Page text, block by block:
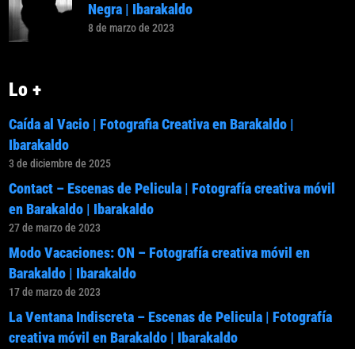
Negra | Ibarakaldo
8 de marzo de 2023
Lo +
Caída al Vacio | Fotografia Creativa en Barakaldo |
Ibarakaldo
3 de diciembre de 2025
Contact – Escenas de Pelicula | Fotografía creativa móvil
en Barakaldo | Ibarakaldo
27 de marzo de 2023
Modo Vacaciones: ON – Fotografía creativa móvil en
Barakaldo | Ibarakaldo
17 de marzo de 2023
La Ventana Indiscreta – Escenas de Pelicula | Fotografía
creativa móvil en Barakaldo | Ibarakaldo